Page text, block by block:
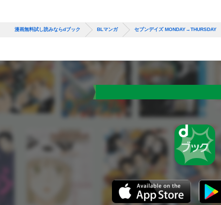
漫画無料試し読みならdブック BLマンガ セブンデイズ MONDAY→THURSDAY